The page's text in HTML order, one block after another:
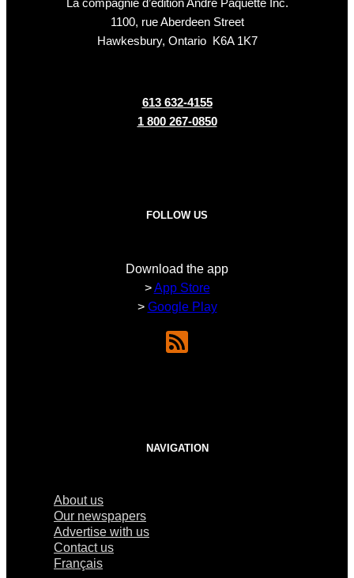
La compagnie d’édition André Paquette Inc.
1100, rue Aberdeen Street
Hawkesbury, Ontario K6A 1K7
613 632-4155
1 800 267-0850
FOLLOW US
Download the app
>App Store
> Google Play
NAVIGATION
About us
Our newspapers
Advertise with us
Contact us
Français